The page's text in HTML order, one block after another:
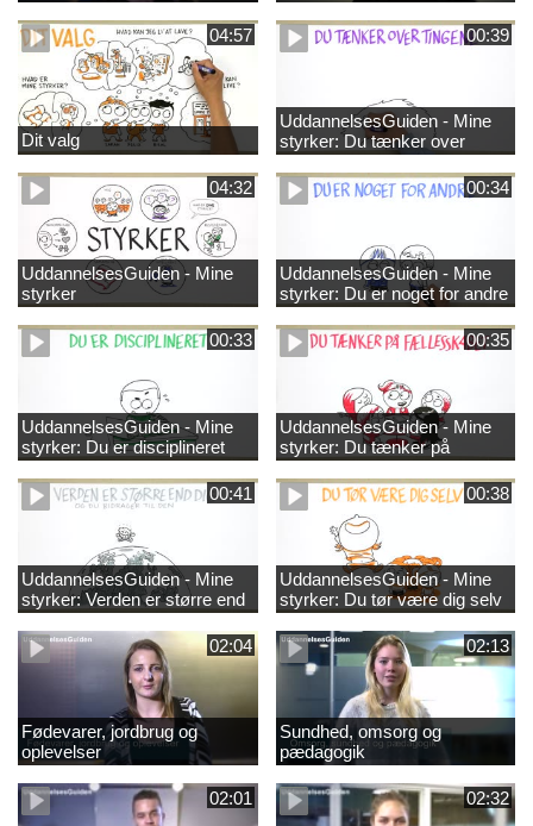
04:57
Dit valg
00:39
UddannelsesGuiden - Mine
styrker: Du tænker over
tingene
04:32
UddannelsesGuiden - Mine
styrker
00:34
UddannelsesGuiden - Mine
styrker: Du er noget for andre
00:33
UddannelsesGuiden - Mine
styrker: Du er disciplineret
00:35
UddannelsesGuiden - Mine
styrker: Du tænker på
fællesskabet
00:41
UddannelsesGuiden - Mine
styrker: Verden er større end
dig og du bidrager til den
00:38
UddannelsesGuiden - Mine
styrker: Du tør være dig selv
02:04
Fødevarer, jordbrug og
oplevelser
02:13
Sundhed, omsorg og
pædagogik
02:01 02:32